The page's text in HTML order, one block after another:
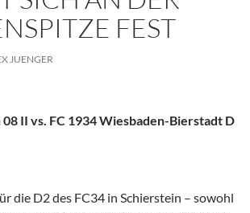
FEST
JUENGER
08 II vs. FC 1934 Wiesbaden-Bierstadt D
die D2 des FC34 in Schierstein – sowohl